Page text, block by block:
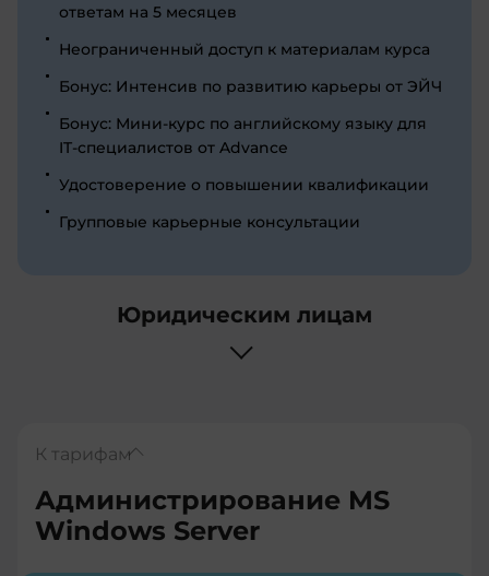
ответам на 5 месяцев
Неограниченный доступ к материалам курса
Бонус: Интенсив по развитию карьеры от ЭЙЧ
Бонус: Мини-курс по английскому языку для
IT-специалистов от Advance
Удостоверение о повышении квалификации
Групповые карьерные консультации
Юридическим лицам
К тарифам
Администрирование MS
Windows Server